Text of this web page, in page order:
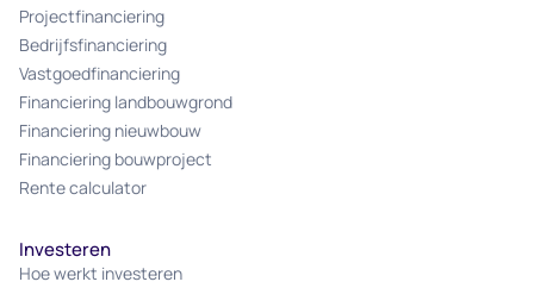
Projectfinanciering
Bedrijfsfinanciering
Vastgoedfinanciering
Financiering landbouwgrond
Financiering nieuwbouw
Financiering bouwproject
Rente calculator
Investeren
Hoe werkt investeren